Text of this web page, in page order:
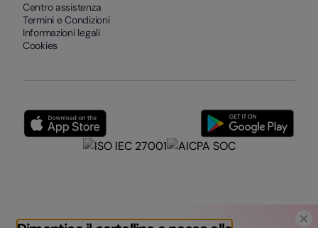
Centro assistenza
Termini e Condizioni
Informazioni legali
Cookies